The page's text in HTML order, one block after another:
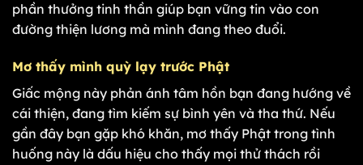
phần thưởng tinh thần giúp bạn vững tin vào con
đường thiện lương mà mình đang theo đuổi.
Mơ thấy mình quỳ lạy trước Phật
Giấc mộng này phản ánh tâm hồn bạn đang hướng về
cái thiện, đang tìm kiếm sự bình yên và tha thứ. Nếu
gần đây bạn gặp khó khăn, mơ thấy Phật trong tình
huống này là dấu hiệu cho thấy mọi thử thách rồi